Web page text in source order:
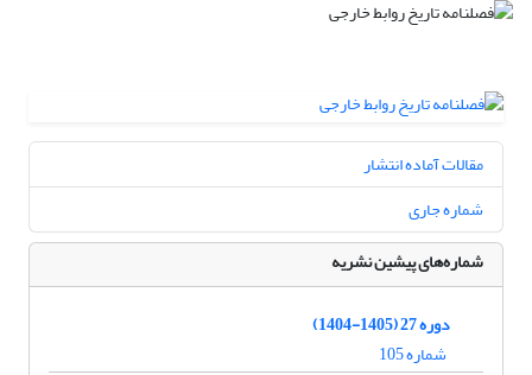
مقالات آماده انتشار
شماره جاری
شماره‌های پیشین نشریه
دوره 27 (1405-1404)
شماره 105